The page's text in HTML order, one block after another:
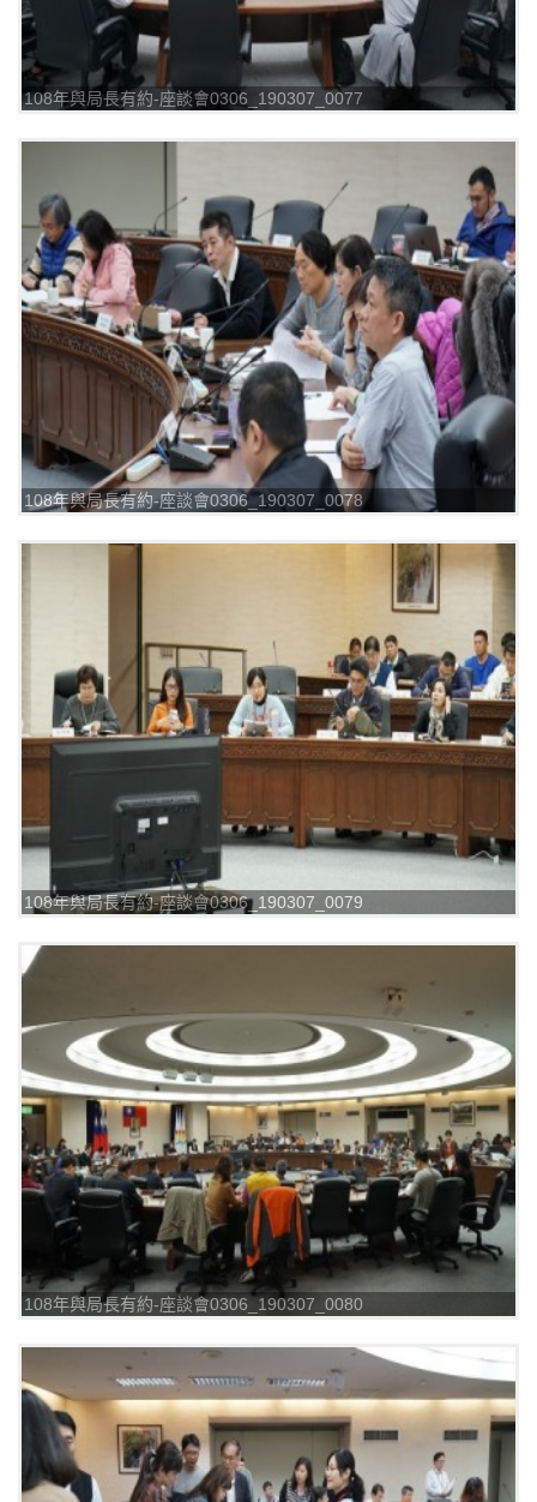
108年與局長有約-座談會0306_190307_0077
108年與局長有約-座談會0306_190307_0078
108年與局長有約-座談會0306_190307_0079
108年與局長有約-座談會0306_190307_0080